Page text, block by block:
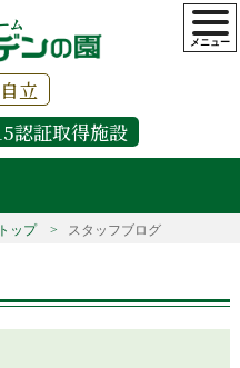
ム
立
認証取得施設
ップ スタッフブログ